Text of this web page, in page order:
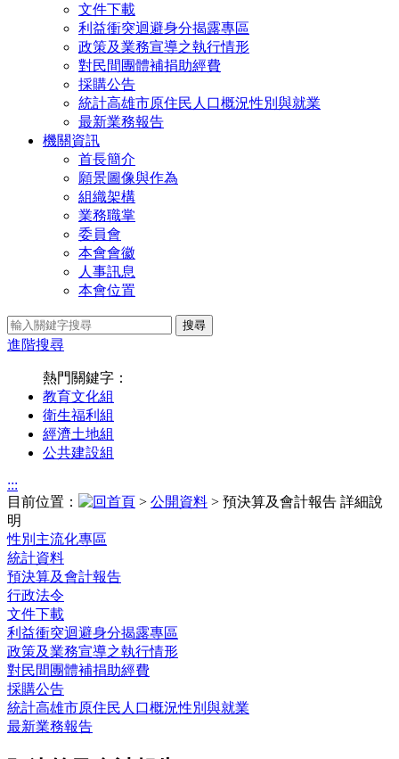
文件下載
利益衝突迴避身分揭露專區
政策及業務宣導之執行情形
對民間團體補捐助經費
採購公告
統計高雄市原住民人口概況性別與就業
最新業務報告
機關資訊
首長簡介
願景圖像與作為
組織架構
業務職掌
委員會
本會會徽
人事訊息
本會位置
搜尋
進階搜尋
熱門關鍵字：
教育文化組
衛生福利組
經濟土地組
公共建設組
:::
目前位置：
> 公開資料 > 預決算及會計報告 詳細說
明
性別主流化專區
統計資料
預決算及會計報告
行政法令
文件下載
利益衝突迴避身分揭露專區
政策及業務宣導之執行情形
對民間團體補捐助經費
採購公告
統計高雄市原住民人口概況性別與就業
最新業務報告